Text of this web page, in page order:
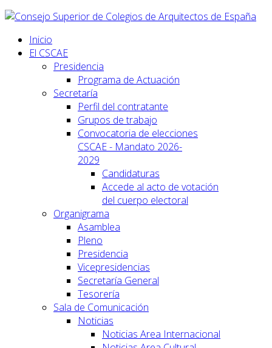
Inicio
El CSCAE
Presidencia
Programa de Actuación
Secretaría
Perfil del contratante
Grupos de trabajo
Convocatoria de elecciones
CSCAE - Mandato 2026-
2029
Candidaturas
Accede al acto de votación
del cuerpo electoral
Organigrama
Asamblea
Pleno
Presidencia
Vicepresidencias
Secretaría General
Tesorería
Sala de Comunicación
Noticias
Noticias Area Internacional